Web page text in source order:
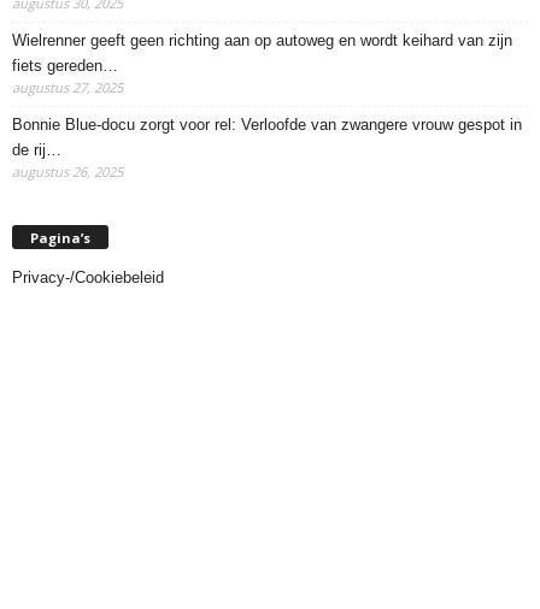
Wielrenner geeft geen richting aan op autoweg en wordt keihard van zijn
fiets gereden…
augustus 27, 2025
Bonnie Blue-docu zorgt voor rel: Verloofde van zwangere vrouw gespot in
de rij…
augustus 26, 2025
Pagina’s
Privacy-/Cookiebeleid